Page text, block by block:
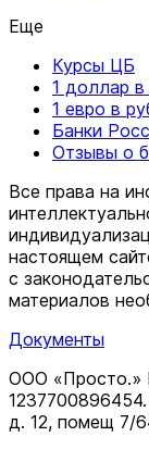
Еще
Курсы ЦБ
1 доллар в
1 евро в
Банки
Отзывы о
Все права на
настоящем
c
материалов
Документы
ООО «Просто.»
1237700896454.
д. 12, помещ 7/